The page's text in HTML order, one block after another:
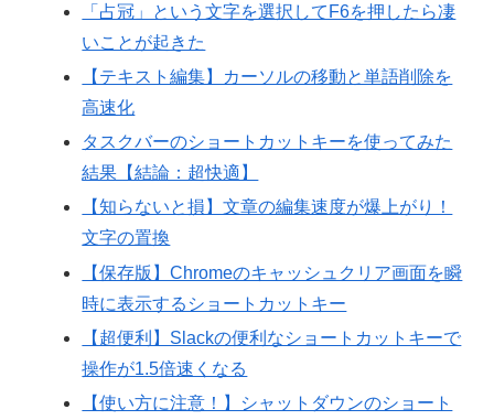
「占冠」という文字を選択してF6を押したら凄
いことが起きた
【テキスト編集】カーソルの移動と単語削除を
高速化
タスクバーのショートカットキーを使ってみた
結果【結論：超快適】
【知らないと損】文章の編集速度が爆上がり！
文字の置換
【保存版】Chromeのキャッシュクリア画面を瞬
時に表示するショートカットキー
【超便利】Slackの便利なショートカットキーで
操作が1.5倍速くなる
【使い方に注意！】シャットダウンのショート